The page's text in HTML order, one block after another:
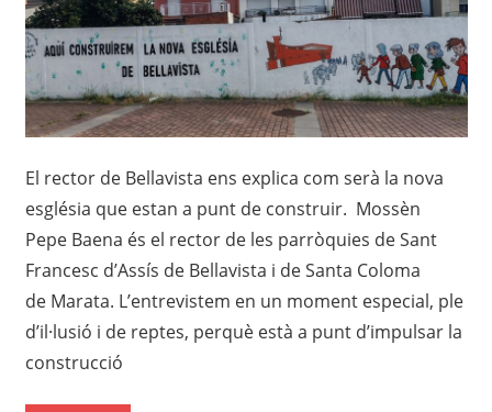
El rector de Bellavista ens explica com serà la nova
església que estan a punt de construir. Mossèn
Pepe Baena és el rector de les parròquies de Sant
Francesc d’Assís de Bellavista i de Santa Coloma
de Marata. L’entrevistem en un moment especial, ple
d’il·lusió i de reptes, perquè està a punt d’impulsar la
construcció